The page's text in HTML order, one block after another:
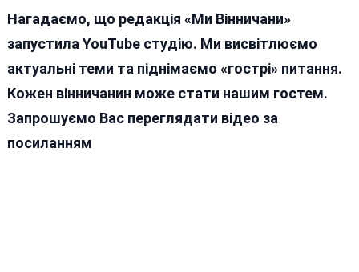
Нагадаємо, що редакція «Ми Вінничани»
запустила YouTube студію. Ми висвітлюємо
актуальні теми та піднімаємо «гострі» питання.
Кожен вінничанин може стати нашим гостем.
Запрошуємо Вас переглядати відео за
посиланням